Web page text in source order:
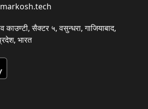
सैक्टर ५, वसुन्धरा, गाजियाबाद,
भारत